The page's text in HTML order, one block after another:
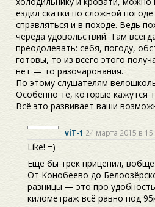
ездил скатки по сложной
справляться и в походе. Ведь
череда удовольствий. Там
преодолевать: себя, погоду,
готовы, то из всего этого
нет — то разочарования.
По этому слушателям
Особенно те, которые кажутся
Всё это развивает ваши
viT-1 24 марта 2015 в
Like! =)
Ещё бы трек прицепил,
От Конобеево до
разницы — это про
километраж всё равно под